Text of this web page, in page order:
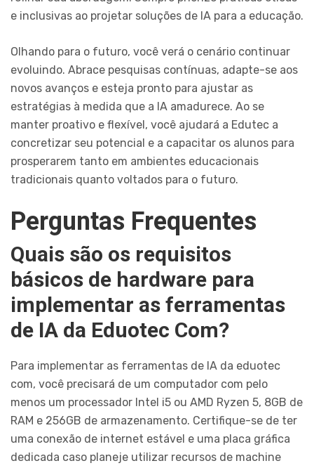
e inclusivas ao projetar soluções de IA para a educação.
Olhando para o futuro, você verá o cenário continuar
evoluindo. Abrace pesquisas contínuas, adapte-se aos
novos avanços e esteja pronto para ajustar as
estratégias à medida que a IA amadurece. Ao se
manter proativo e flexível, você ajudará a Edutec a
concretizar seu potencial e a capacitar os alunos para
prosperarem tanto em ambientes educacionais
tradicionais quanto voltados para o futuro.
Perguntas Frequentes
Quais são os requisitos
básicos de hardware para
implementar as ferramentas
de IA da Eduotec Com?
Para implementar as ferramentas de IA da eduotec
com, você precisará de um computador com pelo
menos um processador Intel i5 ou AMD Ryzen 5, 8GB de
RAM e 256GB de armazenamento. Certifique-se de ter
uma conexão de internet estável e uma placa gráfica
dedicada caso planeje utilizar recursos de machine